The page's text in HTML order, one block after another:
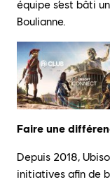
équipe s’est bâti
Boulianne.
Faire une
Depuis 2018,
initiatives afin de